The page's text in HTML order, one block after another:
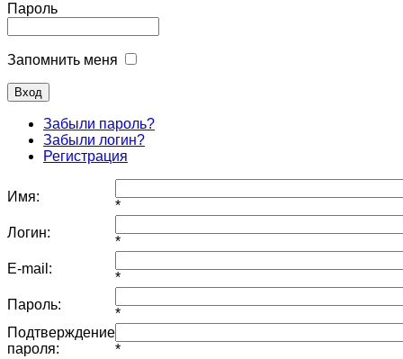
Пароль
Запомнить меня
Забыли пароль?
Забыли логин?
Регистрация
Имя:
*
Логин:
*
E-mail:
*
Пароль:
*
Подтверждение
пароля:
*